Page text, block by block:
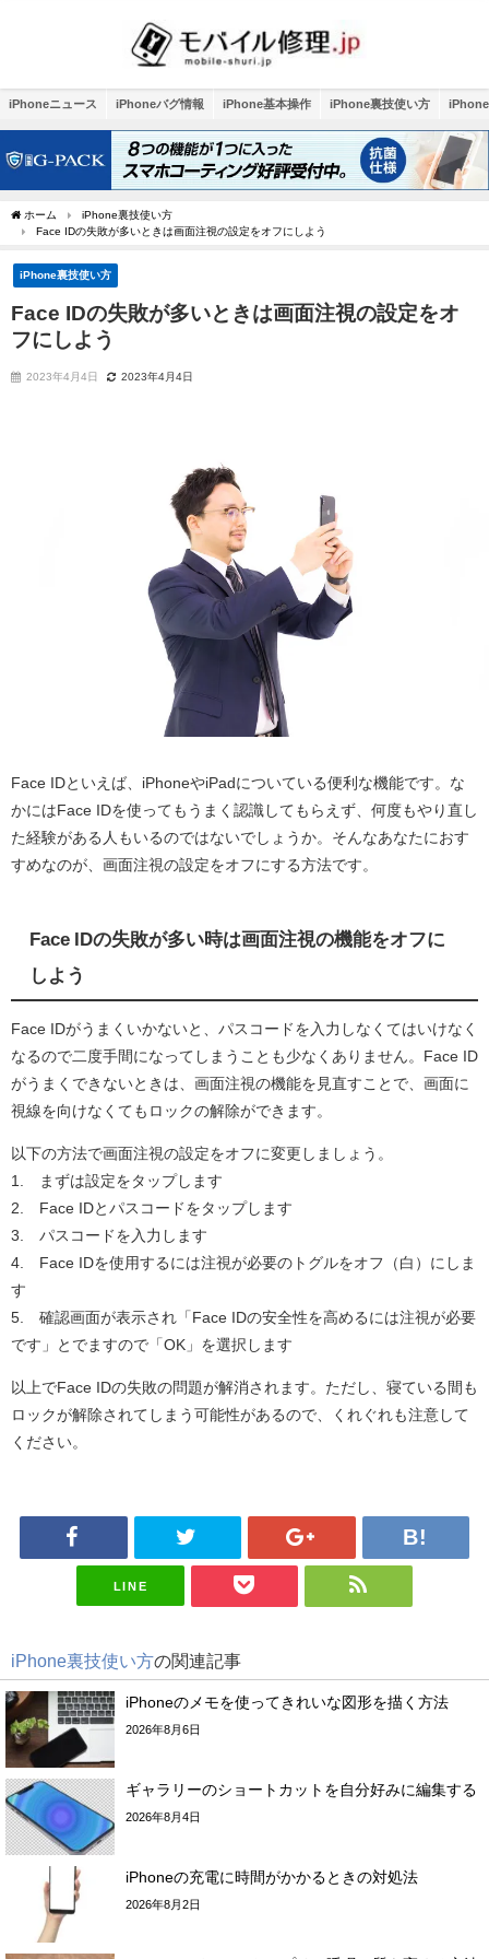
iPhoneニュース iPhoneバグ情報 iPhone基本操作 iPhone裏技使い方
ホーム
iPhone裏技使い方
Face IDの失敗が多いときは画面注視の設定をオフにしよう
iPhone裏技使い方
Face IDの失敗が多いときは画面注視の設定をオ
フにしよう
2023年4月4日 2023年4月4日
Face IDといえば、iPhoneやiPadについている便利な機能です。な
かにはFace IDを使ってもうまく認識してもらえず、何度もやり直し
た経験がある人もいるのではないでしょうか。そんなあなたにおす
すめなのが、画面注視の設定をオフにする方法です。
Face IDの失敗が多い時は画面注視の機能をオフに
しよう
Face IDがうまくいかないと、パスコードを入力しなくてはいけなく
なるので二度手間になってしまうことも少なくありません。Face ID
がうまくできないときは、画面注視の機能を見直すことで、画面に
視線を向けなくてもロックの解除ができます。
以下の方法で画面注視の設定をオフに変更しましょう。
1. まずは設定をタップします
2. Face IDとパスコードをタップします
3. パスコードを入力します
4. Face IDを使用するには注視が必要のトグルをオフ（白）にしま
す
5. 確認画面が表示され「Face IDの安全性を高めるには注視が必要
です」とでますので「OK」を選択します
以上でFace IDの失敗の問題が解消されます。ただし、寝ている間も
ロックが解除されてしまう可能性があるので、くれぐれも注意して
ください。
LINE
iPhone裏技使い方の関連記事
iPhoneのメモを使ってきれいな図形を描く方法
2026年8月6日
ギャラリーのショートカットを自分好みに編集する
2026年8月4日
iPhoneの充電に時間がかかるときの対処法
2026年8月2日